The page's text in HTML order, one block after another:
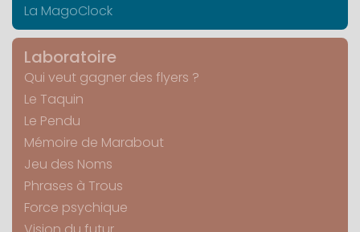
La MagoClock
Laboratoire
Qui veut gagner des flyers ?
Le Taquin
Le Pendu
Mémoire de Marabout
Jeu des Noms
Phrases à Trous
Force psychique